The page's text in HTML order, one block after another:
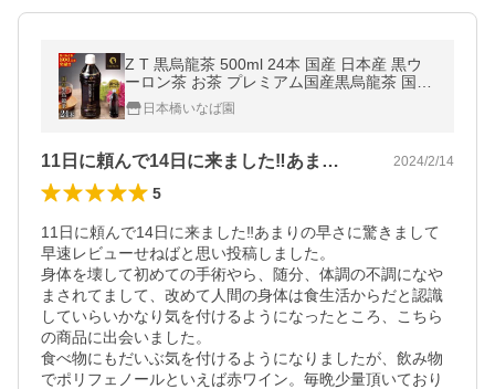
Z T 黒烏龍茶 500ml 24本 国産 日本産 黒ウ
ーロン茶 お茶 プレミアム国産黒烏龍茶 国産
茶葉100% ペットボトル ラベルレス 1ケース
送料無料 非常食
日本橋いなば園
11日に頼んで14日に来ました‼️あま… 2024/2/14
5
11日に頼んで14日に来ました‼️あまりの早さに驚きまして
早速レビューせねばと思い投稿しました。
身体を壊して初めての手術やら、随分、体調の不調になや
まされてまして、改めて人間の身体は食生活からだと認識
していらいかなり気を付けるようになったところ、こちら
の商品に出会いました。
食べ物にもだいぶ気を付けるようになりましたが、飲み物
でポリフェノールといえば赤ワイン。毎晩少量頂いており